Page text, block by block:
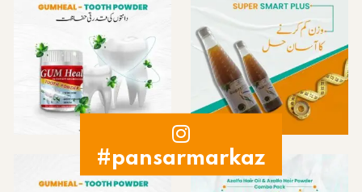
#pansarmarkaz